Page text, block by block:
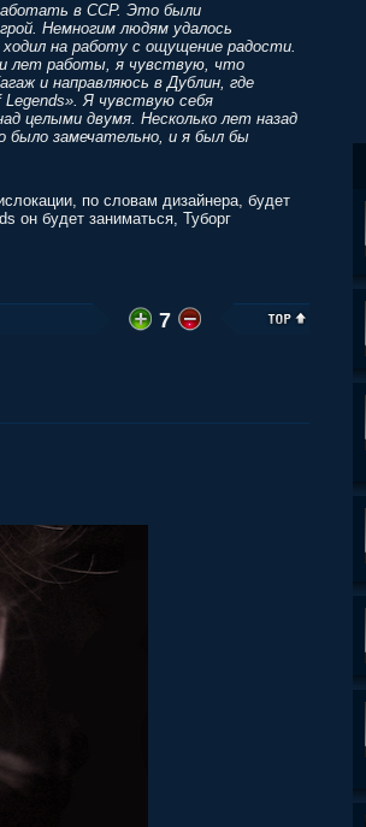
в CCP. Это были
Немногим людям удалось
на работу с ощущение радости.
лет работы, я чувствую, что
и направляюсь в Дублин, где
Legends». Я чувствую себя
целыми двумя. Несколько лет назад
было замечательно, и я был бы
по словам дизайнера, будет
он будет заниматься, Туборг
7